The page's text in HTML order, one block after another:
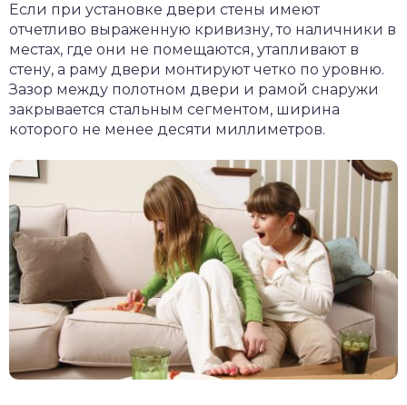
Если при установке двери стены имеют
отчетливо выраженную кривизну, то наличники в
местах, где они не помещаются, утапливают в
стену, а раму двери монтируют четко по уровню.
Зазор между полотном двери и рамой снаружи
закрывается стальным сегментом, ширина
которого не менее десяти миллиметров.